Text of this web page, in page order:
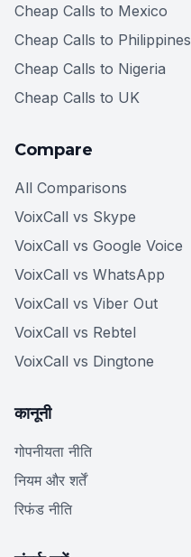
Cheap Calls to Mexico
Cheap Calls to Philippines
Cheap Calls to Nigeria
Cheap Calls to UK
Compare
All Comparisons
VoixCall vs Skype
VoixCall vs Google Voice
VoixCall vs WhatsApp
VoixCall vs Viber Out
VoixCall vs Rebtel
VoixCall vs Dingtone
कानूनी
गोपनीयता नीति
नियम और शर्तें
रिफंड नीति